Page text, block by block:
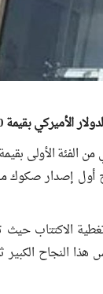
750 مليون دولار.
1.5 مليار دولار، ويُعدّ هذا
الاكتتاب حيث
النجاح الكبير